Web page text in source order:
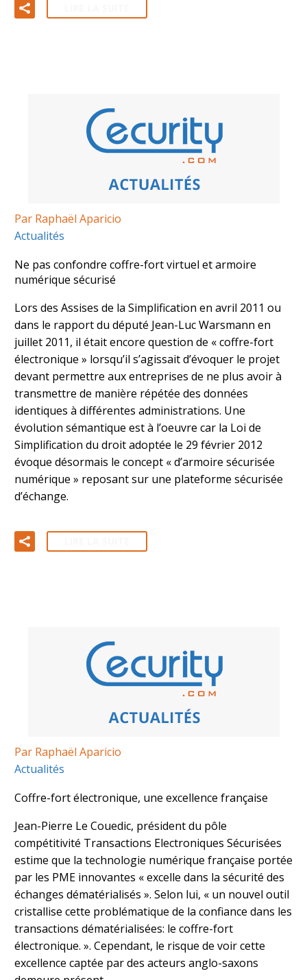
Par Raphaël Aparicio
Actualités
Ne pas confondre coffre-fort virtuel et armoire
numérique sécurisé
Lors des Assises de la Simplification en avril 2011 ou
dans le rapport du député Jean-Luc Warsmann en
juillet 2011, il était encore question de « coffre-fort
électronique » lorsqu’il s’agissait d’évoquer le projet
devant permettre aux entreprises de ne plus avoir à
transmettre de manière répétée des données
identiques à différentes administrations. Une
évolution sémantique est à l’oeuvre car la Loi de
Simplification du droit adoptée le 29 février 2012
évoque désormais le concept « d’armoire sécurisée
numérique » reposant sur une plateforme sécurisée
d’échange.
Par Raphaël Aparicio
Actualités
Coffre-fort électronique, une excellence française
Jean-Pierre Le Couedic, président du pôle
compétitivité Transactions Electroniques Sécurisées
estime que la technologie numérique française portée
par les PME innovantes « excelle dans la sécurité des
échanges dématérialisés ». Selon lui, « un nouvel outil
cristallise cette problématique de la confiance dans les
transactions dématérialisées: le coffre-fort
électronique. ». Cependant, le risque de voir cette
excellence captée par des acteurs anglo-saxons